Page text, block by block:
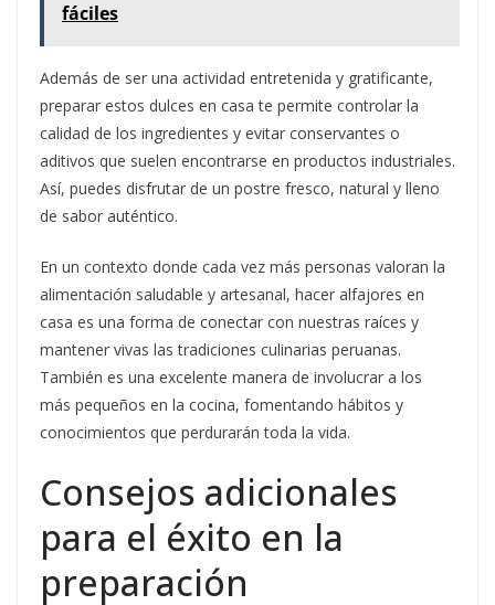
fáciles
Además de ser una actividad entretenida y gratificante,
preparar estos dulces en casa te permite controlar la
calidad de los ingredientes y evitar conservantes o
aditivos que suelen encontrarse en productos industriales.
Así, puedes disfrutar de un postre fresco, natural y lleno
de sabor auténtico.
En un contexto donde cada vez más personas valoran la
alimentación saludable y artesanal, hacer alfajores en
casa es una forma de conectar con nuestras raíces y
mantener vivas las tradiciones culinarias peruanas.
También es una excelente manera de involucrar a los
más pequeños en la cocina, fomentando hábitos y
conocimientos que perdurarán toda la vida.
Consejos adicionales
para el éxito en la
preparación